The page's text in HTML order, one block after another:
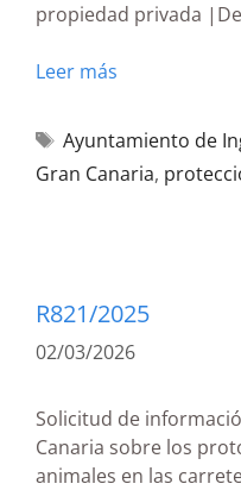
propiedad privada
Leer más
Ayuntamiento de
Gran Canaria,
R821/2025
02/03/2026
Solicitud de
Canaria sobre los
animales en las